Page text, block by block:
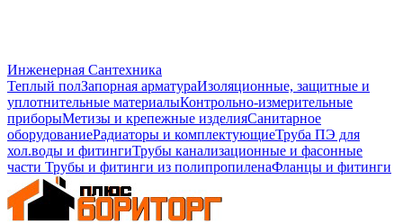
Инженерная Сантехника
Теплый полЗапорная арматураИзоляционные, защитные и
уплотнительные материалыКонтрольно-измерительные
приборыМетизы и крепежные изделияСанитарное
оборудованиеРадиаторы и комплектующиеТруба ПЭ для
хол.воды и фитингиТрубы канализационные и фасонные
части Трубы и фитинги из полипропиленаФланцы и фитинги